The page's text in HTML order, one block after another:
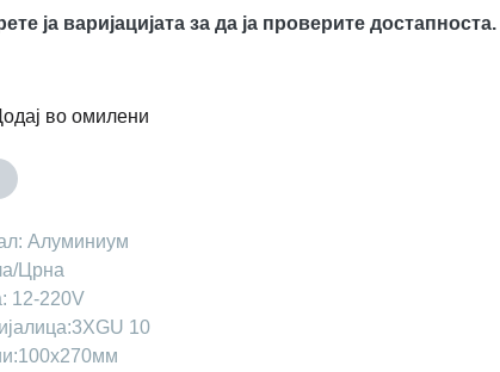
ја варијацијата за да ја проверите достапноста.
во омилени
Aлуминиум
Црна
12-220V
10